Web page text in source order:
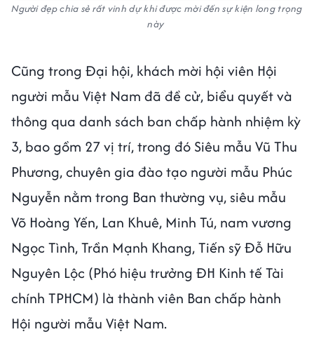
Người đẹp chia sẻ rất vinh dự khi được mời đến sự kiện long trọng
này
Cũng trong Đại hội, khách mời hội viên Hội
người mẫu Việt Nam đã đề cử, biểu quyết và
thông qua danh sách ban chấp hành nhiệm kỳ
3, bao gồm 27 vị trí, trong đó Siêu mẫu Vũ Thu
Phương, chuyên gia đào tạo người mẫu Phúc
Nguyễn nằm trong Ban thường vụ, siêu mẫu
Võ Hoàng Yến, Lan Khuê, Minh Tú, nam vương
Ngọc Tình, Trần Mạnh Khang, Tiến sỹ Đỗ Hữu
Nguyên Lộc (Phó hiệu trưởng ĐH Kinh tế Tài
chính TPHCM) là thành viên Ban chấp hành
Hội người mẫu Việt Nam.